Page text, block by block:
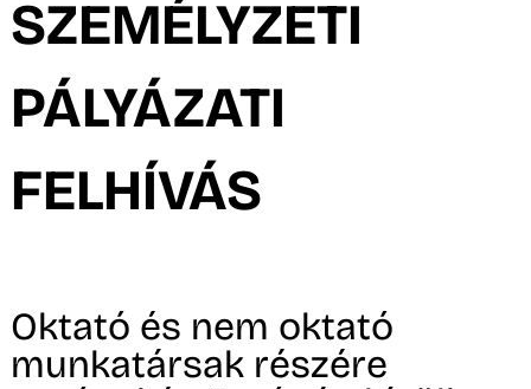
SZEMÉLYZETI
PÁLYÁZATI
FELHÍVÁS
Oktató és nem oktató
munkatársak részére